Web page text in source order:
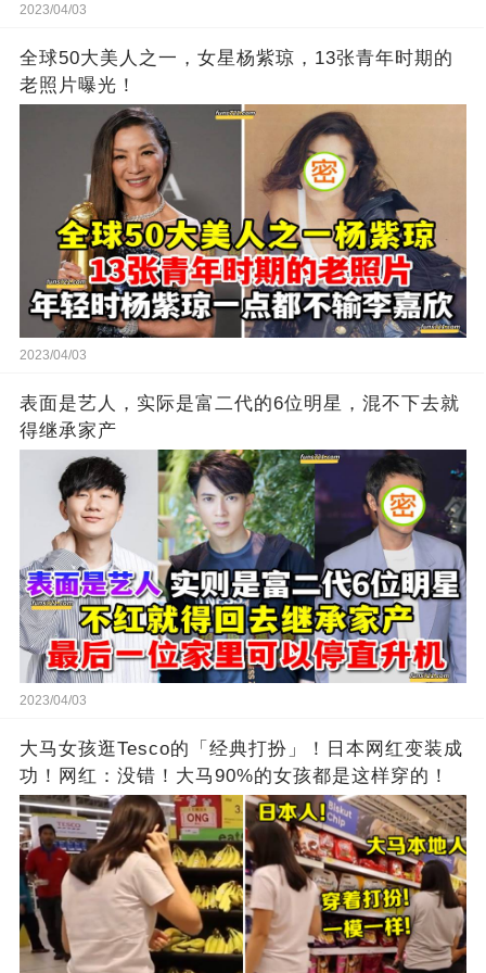
2023/04/03
全球50大美人之一，女星杨紫琼，13张青年时期的
老照片曝光！
2023/04/03
表面是艺人，实际是富二代的6位明星，混不下去就
得继承家产
2023/04/03
大马女孩逛Tesco的「经典打扮」！日本网红变装成
功！网红：没错！大马90%的女孩都是这样穿的！